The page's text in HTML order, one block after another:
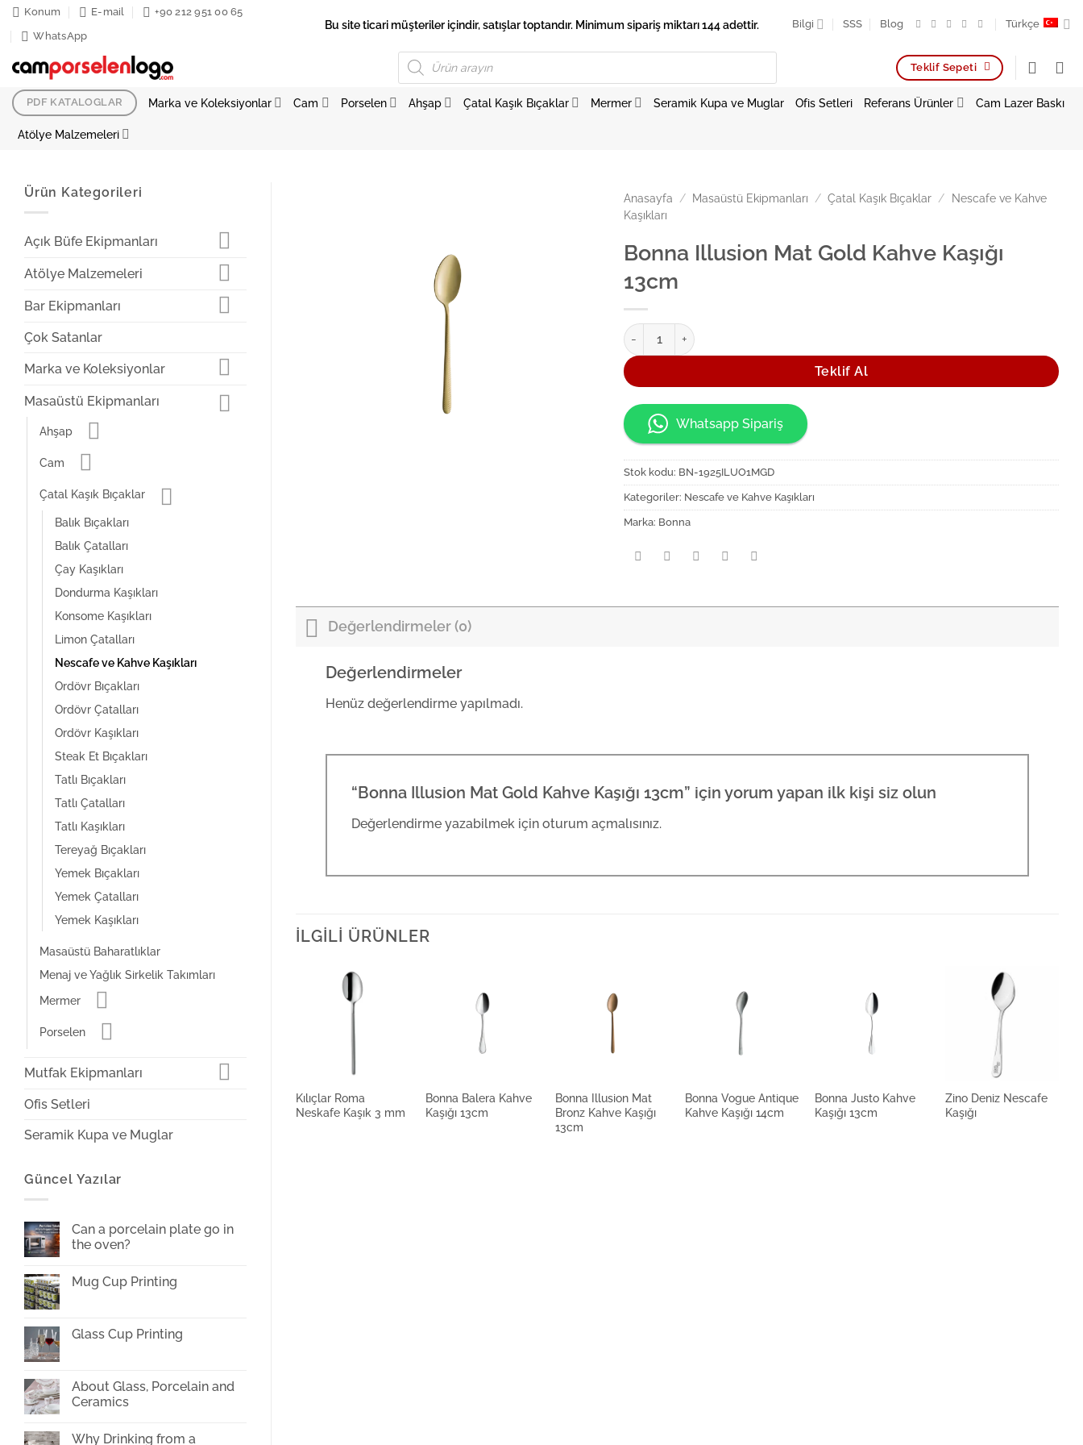
İçeriğe
atla
Konum E-mail
+90 212 951 00 65
WhatsApp
Bu site ticari müşteriler içindir, satışlar toptandır. Minimum sipariş miktarı 144 adettir. Bilgi SSS Blog Türkçe
Products
search
Teklif Sepeti
PDF KATALOGLAR Marka ve Koleksiyonlar Cam Porselen Ahşap Çatal Kaşık Bıçaklar Mermer Seramik Kupa ve Muglar Ofis Setleri Referans Ürünler Cam Lazer Baskı
Atölye Malzemeleri
Ürün Kategorileri
Açık Büfe Ekipmanları
Atölye Malzemeleri
Bar Ekipmanları
Çok Satanlar
Marka ve Koleksiyonlar
Masaüstü Ekipmanları
Ahşap
Cam
Çatal Kaşık Bıçaklar
Balık Bıçakları
Balık Çatalları
Çay Kaşıkları
Dondurma Kaşıkları
Konsome Kaşıkları
Limon Çatalları
Nescafe ve Kahve Kaşıkları
Ordövr Bıçakları
Ordövr Çatalları
Ordövr Kaşıkları
Steak Et Bıçakları
Tatlı Bıçakları
Tatlı Çatalları
Tatlı Kaşıkları
Tereyağ Bıçakları
Yemek Bıçakları
Yemek Çatalları
Yemek Kaşıkları
Masaüstü Baharatlıklar
Menaj ve Yağlık Sirkelik Takımları
Mermer
Porselen
Mutfak Ekipmanları
Ofis Setleri
Seramik Kupa ve Muglar
Güncel Yazılar
Can a porcelain plate go in
the oven?
on
go
Mug Cup Printing
Mug
Cup
Glass Cup Printing
Glass
Cup
Printing
About Glass, Porcelain and
Ceramics
on
Why Drinking from a
Anasayfa / Masaüstü Ekipmanları / Çatal Kaşık Bıçaklar /
Nescafe ve Kahve
Kaşıkları
Bonna Illusion Mat Gold Kahve Kaşığı
13cm
Bonna Illusion Mat Gold Kahve Kaşığı 13cm adet
Teklif Al
Whatsapp Sipariş
Stok kodu: BN-1925ILUO1MGD
Kategoriler: Nescafe ve Kahve Kaşıkları
Marka: Bonna
Değerlendirmeler (0)
Değerlendirmeler
Henüz değerlendirme yapılmadı.
“Bonna Illusion Mat Gold Kahve Kaşığı 13cm” için yorum yapan ilk kişi siz olun
Değerlendirme yazabilmek için oturum açmalısınız.
İLGILI ÜRÜNLER
Kılıçlar Roma
Neskafe Kaşık 3 mm
Bonna Balera Kahve
Kaşığı 13cm
Bonna Illusion Mat
Bronz Kahve Kaşığı
13cm
Bonna Vogue Antique
Kahve Kaşığı 14cm
Bonna Justo Kahve
Kaşığı 13cm
Zino Deniz Nescafe
Kaşığı